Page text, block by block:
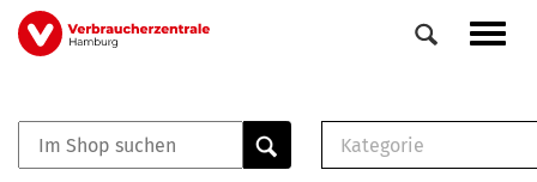
Direkt
zum
Veranstaltungen
0
Kategorie